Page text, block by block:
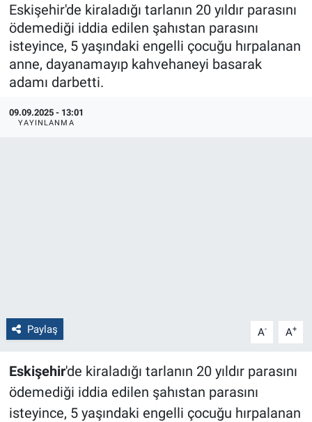
Eskişehir'de kiraladığı tarlanın 20 yıldır parasını
ödemediği iddia edilen şahıstan parasını
isteyince, 5 yaşındaki engelli çocuğu hırpalanan
anne, dayanamayıp kahvehaneyi basarak
adamı darbetti.
09.09.2025 - 13:01
YAYINLANMA
Paylaş A- A+
Eskişehir'de kiraladığı tarlanın 20 yıldır parasını
ödemediği iddia edilen şahıstan parasını
isteyince, 5 yaşındaki engelli çocuğu hırpalanan
Dünya
Sağlık
Alış-Veriş/İş dünyası
Röportaj
Ekonomi
Kültür Sanat
Politika
Yerel
Magazin
Bilim ve Teknoloji
Son Dakika Haberleri
Haber Arşivi